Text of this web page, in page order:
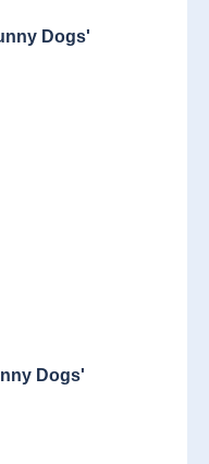
Dogs'
Dogs'